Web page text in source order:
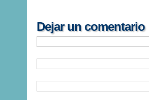
Dejar un comentario